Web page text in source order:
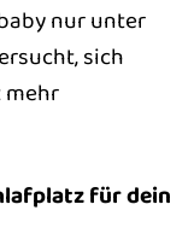
nur unter
sich
für dein